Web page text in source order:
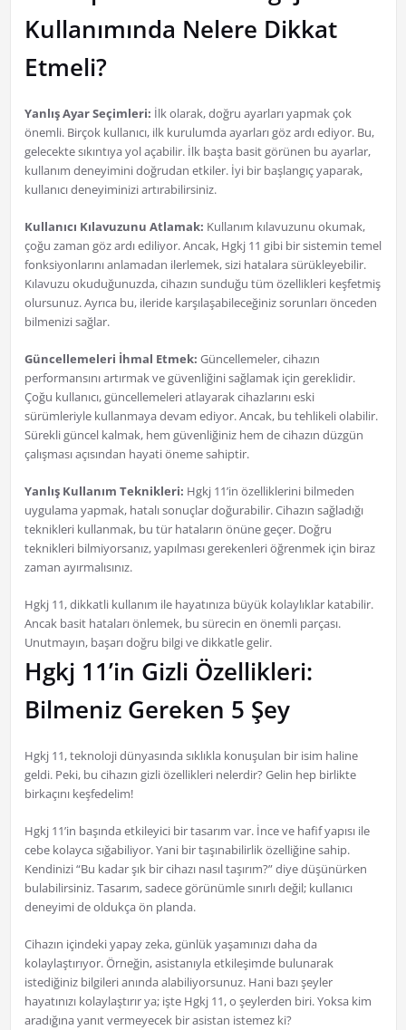
Kullanımında Nelere Dikkat
Etmeli?
Yanlış Ayar Seçimleri: İlk olarak, doğru ayarları yapmak çok
önemli. Birçok kullanıcı, ilk kurulumda ayarları göz ardı ediyor. Bu,
gelecekte sıkıntıya yol açabilir. İlk başta basit görünen bu ayarlar,
kullanım deneyimini doğrudan etkiler. İyi bir başlangıç yaparak,
kullanıcı deneyiminizi artırabilirsiniz.
Kullanıcı Kılavuzunu Atlamak: Kullanım kılavuzunu okumak,
çoğu zaman göz ardı ediliyor. Ancak, Hgkj 11 gibi bir sistemin temel
fonksiyonlarını anlamadan ilerlemek, sizi hatalara sürükleyebilir.
Kılavuzu okuduğunuzda, cihazın sunduğu tüm özellikleri keşfetmiş
olursunuz. Ayrıca bu, ileride karşılaşabileceğiniz sorunları önceden
bilmenizi sağlar.
Güncellemeleri İhmal Etmek: Güncellemeler, cihazın
performansını artırmak ve güvenliğini sağlamak için gereklidir.
Çoğu kullanıcı, güncellemeleri atlayarak cihazlarını eski
sürümleriyle kullanmaya devam ediyor. Ancak, bu tehlikeli olabilir.
Sürekli güncel kalmak, hem güvenliğiniz hem de cihazın düzgün
çalışması açısından hayati öneme sahiptir.
Yanlış Kullanım Teknikleri: Hgkj 11’in özelliklerini bilmeden
uygulama yapmak, hatalı sonuçlar doğurabilir. Cihazın sağladığı
teknikleri kullanmak, bu tür hataların önüne geçer. Doğru
teknikleri bilmiyorsanız, yapılması gerekenleri öğrenmek için biraz
zaman ayırmalısınız.
Hgkj 11, dikkatli kullanım ile hayatınıza büyük kolaylıklar katabilir.
Ancak basit hataları önlemek, bu sürecin en önemli parçası.
Unutmayın, başarı doğru bilgi ve dikkatle gelir.
Hgkj 11’in Gizli Özellikleri:
Bilmeniz Gereken 5 Şey
Hgkj 11, teknoloji dünyasında sıklıkla konuşulan bir isim haline
geldi. Peki, bu cihazın gizli özellikleri nelerdir? Gelin hep birlikte
birkaçını keşfedelim!
Hgkj 11’in başında etkileyici bir tasarım var. İnce ve hafif yapısı ile
cebe kolayca sığabiliyor. Yani bir taşınabilirlik özelliğine sahip.
Kendinizi “Bu kadar şık bir cihazı nasıl taşırım?” diye düşünürken
bulabilirsiniz. Tasarım, sadece görünümle sınırlı değil; kullanıcı
deneyimi de oldukça ön planda.
Cihazın içindeki yapay zeka, günlük yaşamınızı daha da
kolaylaştırıyor. Örneğin, asistanıyla etkileşimde bulunarak
istediğiniz bilgileri anında alabiliyorsunuz. Hani bazı şeyler
hayatınızı kolaylaştırır ya; işte Hgkj 11, o şeylerden biri. Yoksa kim
aradığına yanıt vermeyecek bir asistan istemez ki?